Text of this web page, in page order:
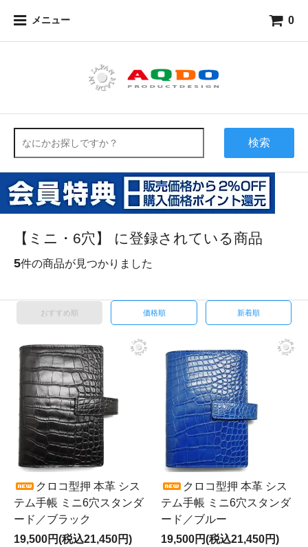
メニュー 0
検索
【ミニ・6穴】 に登録されている商品
5件の商品が見つかりました
おすすめ順 価格順 新着順
クロコ型押 本革 シス
テム手帳 ミニ6穴スタンダ
ード／ブラック
19,500円(税込21,450円)
クロコ型押 本革 シス
テム手帳 ミニ6穴スタンダ
ード／ブルー
19,500円(税込21,450円)